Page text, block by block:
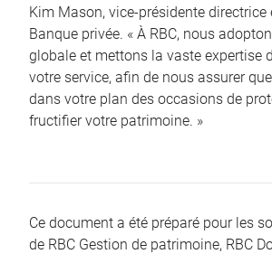
Kim Mason, vice-présidente directrice
Banque privée. « À RBC, nous
globale et mettons la vaste expertise
votre service, afin de nous assurer
dans votre plan des occasions de
fructifier votre patrimoine. »
Ce document a été préparé pour les
de RBC Gestion de patrimoine, RBC